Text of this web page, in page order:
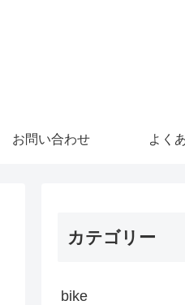
お問い合わせ よく
カテゴリー
bike